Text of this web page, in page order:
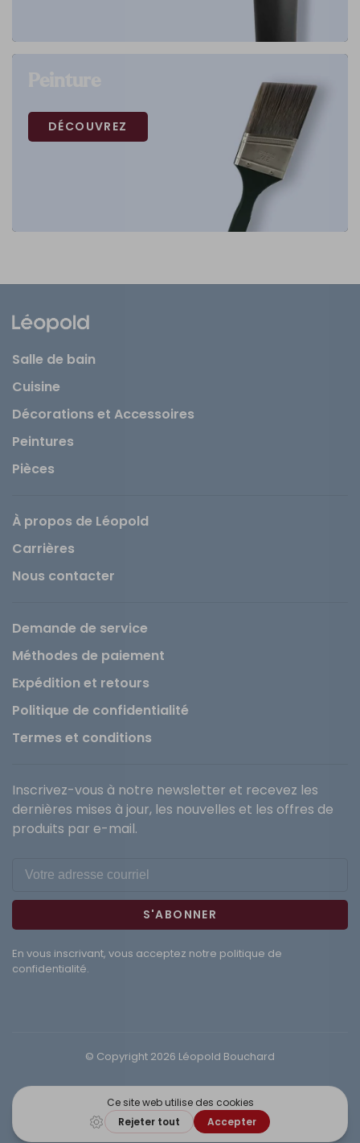
DÉCOUVREZ
Salle de bain
Cuisine
Décorations et Accessoires
Peintures
Pièces
À propos de Léopold
Carrières
Nous contacter
Demande de service
Méthodes de paiement
Expédition et retours
Politique de confidentialité
Termes et conditions
Inscrivez-vous à notre newsletter et recevez les
dernières mises à jour, les nouvelles et les offres de
produits par e-mail.
S'ABONNER
En vous inscrivant, vous acceptez notre politique de
confidentialité.
© Copyright 2026 Léopold Bouchard